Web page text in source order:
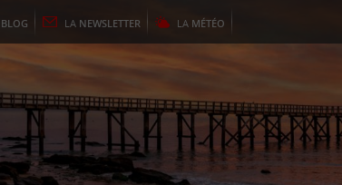
BLOG LA NEWSLETTER LA MÉTÉO